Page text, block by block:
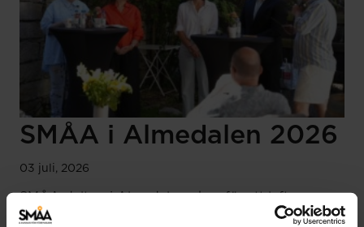
SMÅA i Almedalen 2026
03 juli, 2026
SMÅA deltog i Almedalsveckan för att lyfta
företagarnas villkor, knyta nya kontakter och stärka